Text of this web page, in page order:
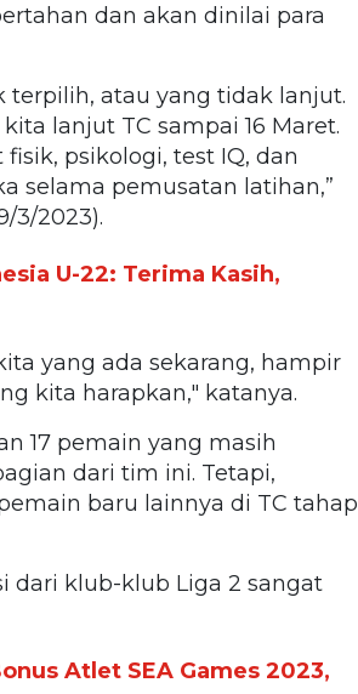
dan akan dinilai para
atau yang tidak lanjut.
lanjut TC sampai 16 Maret.
psikologi, test IQ, dan
selama pemusatan latihan,”
3/2023).
U-22: Terima Kasih,
yang ada sekarang, hampir
kita harapkan," katanya.
17 pemain yang masih
dari tim ini. Tetapi,
baru lainnya di TC tahap
dari klub-klub Liga 2 sangat
Atlet SEA Games 2023,